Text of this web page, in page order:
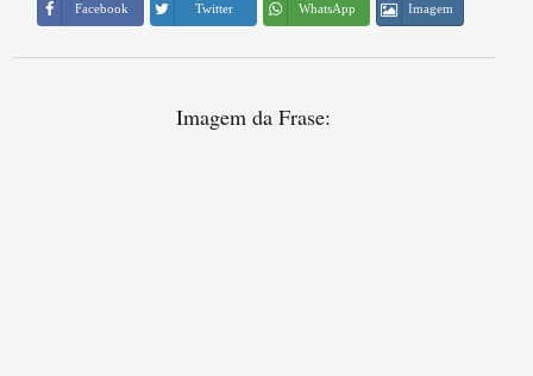
Facebook Twitter WhatsApp Imagem
Imagem da Frase: